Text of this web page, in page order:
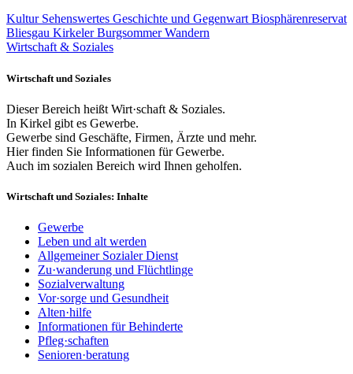
Kultur Sehenswertes Geschichte und Gegenwart Biosphärenreservat
Bliesgau Kirkeler BurgsommerWandern
Wirtschaft & Soziales
Wirtschaft und Soziales
Dieser Bereich heißt Wirt·schaft & Soziales.
In Kirkel gibt es Gewerbe.
Gewerbe sind Geschäfte, Firmen, Ärzte und mehr.
Hier finden Sie Informationen für Gewerbe.
Auch im sozialen Bereich wird Ihnen geholfen.
Wirtschaft und Soziales: Inhalte
Gewerbe
Leben und alt werden
Allgemeiner Sozialer Dienst
Zu·wanderung und Flüchtlinge
Sozialverwaltung
Vor·sorge und Gesundheit
Alten·hilfe
Informationen für Behinderte
Pfleg·schaften
Senioren·beratung